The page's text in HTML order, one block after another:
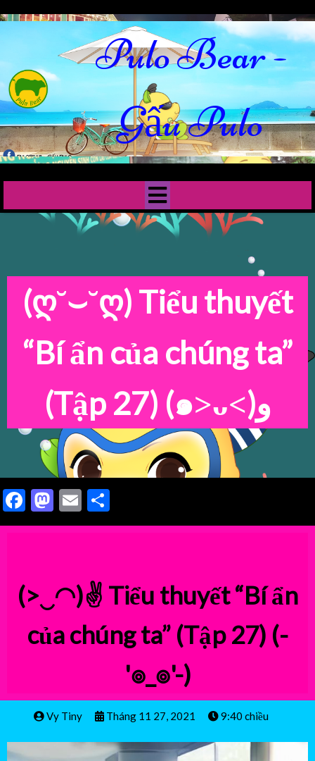
Pulo Bear -
Gấu Pulo
(ღ˘⌣˘ღ) Tiểu thuyết
“Bí ẩn của chúng ta”
(Tập 27)
(๑˃ᴗ˂)ﻭ
Facebook
Mastodon
Email
(>‿◠)✌ Tiểu thuyết “Bí ẩn
của chúng ta” (Tập 27) (-
'๏_๏'-)
Vy Tiny Tháng 11 27, 2021 9:40 chiều